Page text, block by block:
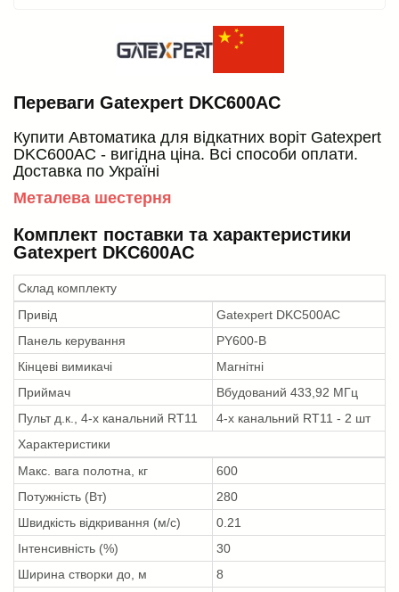
Переваги Gatexpert DKC600AC
Купити Автоматика для відкатних воріт Gatexpert
DKC600AC - вигідна ціна. Всі способи оплати.
Доставка по Україні
Металева шестерня
Комплект поставки та характеристики
Gatexpert DKC600AC
Склад комплекту
Привід
Gatexpert DKC500AC
Панель керування
PY600-B
Кінцеві вимикачі
Магнітні
Приймач
Вбудований 433,92 МГц
Пульт д.к., 4-х канальний RT11
4-х канальний RT11 - 2 шт
Характеристики
Макс. вага полотна, кг
600
Потужність (Вт)
280
Швидкість відкривання (м/с)
0.21
Інтенсивність (%)
30
Ширина створки до, м
8